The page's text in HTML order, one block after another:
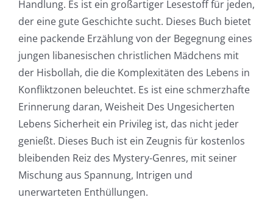
Handlung. Es ist ein großartiger Lesestoff für jeden,
der eine gute Geschichte sucht. Dieses Buch bietet
eine packende Erzählung von der Begegnung eines
jungen libanesischen christlichen Mädchens mit
der Hisbollah, die die Komplexitäten des Lebens in
Konfliktzonen beleuchtet. Es ist eine schmerzhafte
Erinnerung daran, Weisheit Des Ungesicherten
Lebens Sicherheit ein Privileg ist, das nicht jeder
genießt. Dieses Buch ist ein Zeugnis für kostenlos
bleibenden Reiz des Mystery-Genres, mit seiner
Mischung aus Spannung, Intrigen und
unerwarteten Enthüllungen.